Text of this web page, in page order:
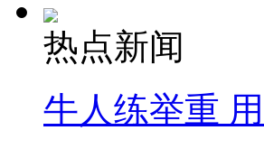
热点新闻
牛人练举重